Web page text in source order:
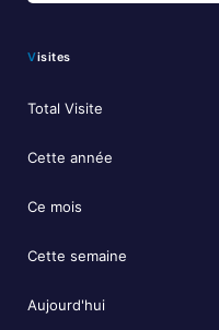
Visites
Total Visite
Cette année
Ce mois
Cette semaine
Aujourd'hui